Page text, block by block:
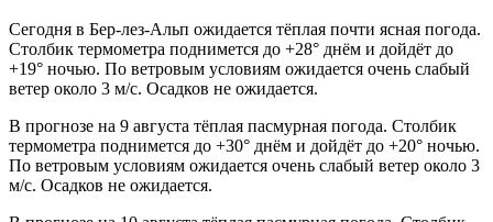
Сегодня в Бер-лез-Альп ожидается тёплая почти ясная погода.
Столбик термометра поднимется до +28° днём и дойдёт до
+19° ночью. По ветровым условиям ожидается очень слабый
ветер около 3 м/с. Осадков не ожидается.
В прогнозе на 9 августа тёплая пасмурная погода. Столбик
термометра поднимется до +30° днём и дойдёт до +20° ночью.
По ветровым условиям ожидается очень слабый ветер около 3
м/с. Осадков не ожидается.